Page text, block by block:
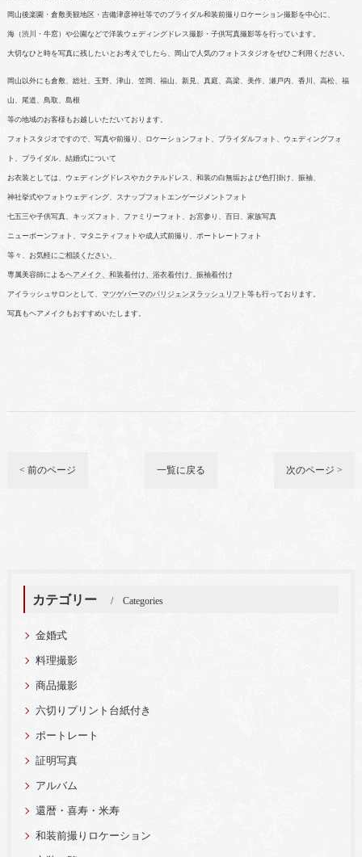
岡山後楽園・倉敷美観地区・吉備津彦神社等でのブライダル和装前撮りロケーション撮影を中心に、
海（渋川・牛窓）や公園などで洋装ウェディングドレス撮影・子供写真撮影等を行っています。
大切なひと時を写真に残したいとお考えでしたら、岡山で人気のフォトスタジオをぜひご利用ください。
岡山以外にも倉敷、総社、玉野、津山、笠岡、福山、新見、真庭、高梁、美作、瀬戸内、香川、高松、福
山、尾道、鳥取、島根
等の地域のお客様もお越しいただいております。
フォトスタジオですので、写真や前撮り、ロケーションフォト、ブライダルフォト、ウェディングフォ
ト、ブライダル、結婚式について
お衣装としては、ウェディングドレスやカクテルドレス、和装の白無垢および色打掛け、振袖、
神社挙式やフォトウェディング、スナップフォトエンゲージメントフォト
七五三や子供写真、キッズフォト、ファミリーフォト、お宮参り、百日、家族写真
ニューボーンフォト、マタニティフォトや成人式前撮り、ポートレートフォト
等々、 お気軽にご相談ください。
専属美容師によるヘアメイク、和装着付け、浴衣着付け、振袖着付け
アイラッシュサロンとして、 マツゲパーマのパリジェンヌラッシュリフト 等も行っております。
写真もヘアメイクもおすすめいたします。
< 前のページ 一覧に戻る 次のページ >
カテゴリー Categories
金婚式
料理撮影
商品撮影
六切りプリント台紙付き
ポートレート
証明写真
アルバム
還暦・喜寿・米寿
和装前撮りロケーション